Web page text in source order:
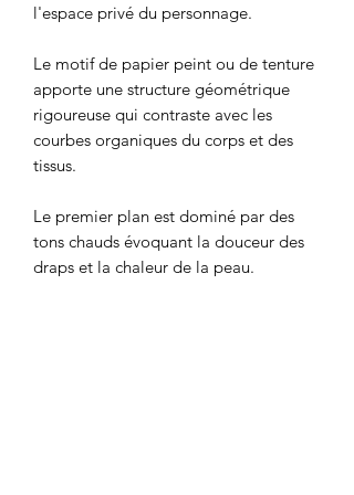
l'espace privé du personnage.
Le motif de papier peint ou de tenture
apporte une structure géométrique
rigoureuse qui contraste avec les
courbes organiques du corps et des
tissus.
Le premier plan est dominé par des
tons chauds évoquant la douceur des
draps et la chaleur de la peau.